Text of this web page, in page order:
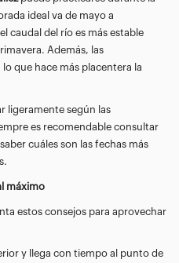
ideal va de mayo a
caudal del río es más estable
Además, las
que hace más placentera la
ligeramente según las
es recomendable consultar
cuáles son las fechas más
máximo
estos consejos para aprovechar
y llega con tiempo al punto de